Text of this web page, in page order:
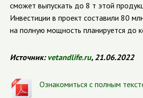
сможет выпускать до 8 т этой
Инвестиции в проект составили 80
на полную мощность планируется до
Источник:vetandlife.ru, 21.06.2022
Ознакомиться с полным